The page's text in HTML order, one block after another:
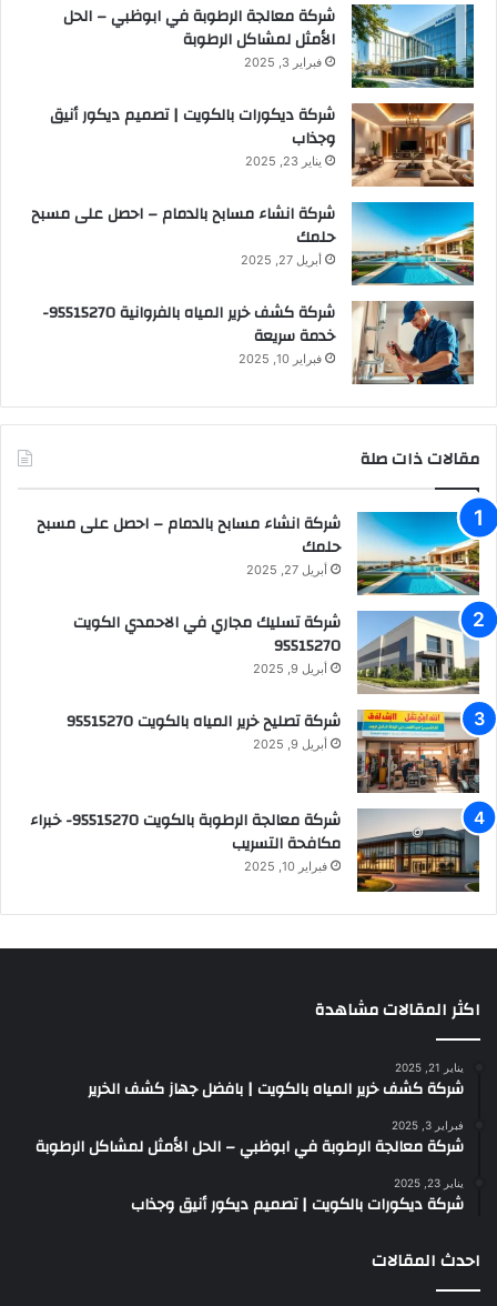
شركة معالجة الرطوبة في ابوظبي – الحل
الأمثل لمشاكل الرطوبة
فبراير 3, 2025
شركة ديكورات بالكويت | تصميم ديكور أنيق
وجذاب
يناير 23, 2025
شركة انشاء مسابح بالدمام – احصل على مسبح
حلمك
أبريل 27, 2025
شركة كشف خرير المياه بالفروانية 95515270-
خدمة سريعة
فبراير 10, 2025
مقالات ذات صلة
شركة انشاء مسابح بالدمام – احصل على مسبح
حلمك
أبريل 27, 2025
شركة تسليك مجاري في الاحمدي الكويت
95515270
أبريل 9, 2025
شركة تصليح خرير المياه بالكويت 95515270
أبريل 9, 2025
شركة معالجة الرطوبة بالكويت 95515270- خبراء
مكافحة التسريب
فبراير 10, 2025
اكثر المقالات مشاهدة
يناير 21, 2025
شركة كشف خرير المياه بالكويت | بافضل جهاز كشف الخرير
فبراير 3, 2025
شركة معالجة الرطوبة في ابوظبي – الحل الأمثل لمشاكل الرطوبة
يناير 23, 2025
شركة ديكورات بالكويت | تصميم ديكور أنيق وجذاب
احدث المقالات